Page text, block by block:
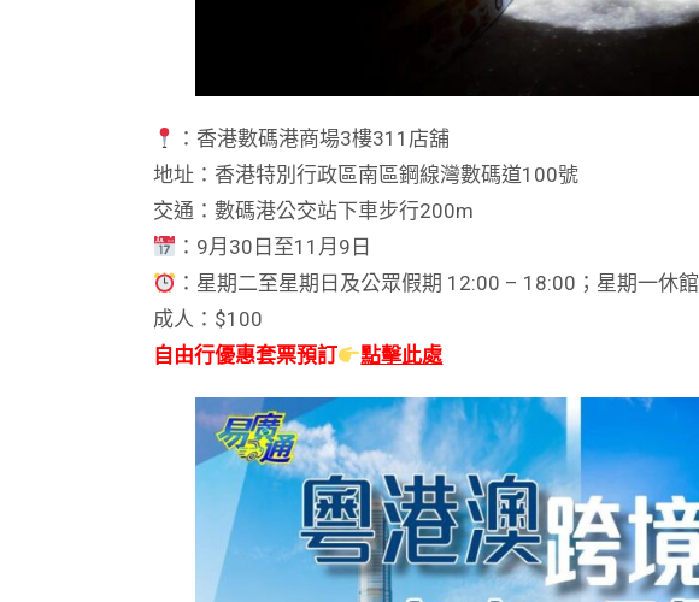
：香港數碼港商場3樓311店舖
地址：香港特別行政區南區鋼線灣數碼道100號
交通：數碼港公交站下車步行200m
：9月30日至11月9日
：星期二至星期日及公眾假期 12:00 – 18:00；星期一休館
成人：$100
自由行優惠套票預訂
點擊此處